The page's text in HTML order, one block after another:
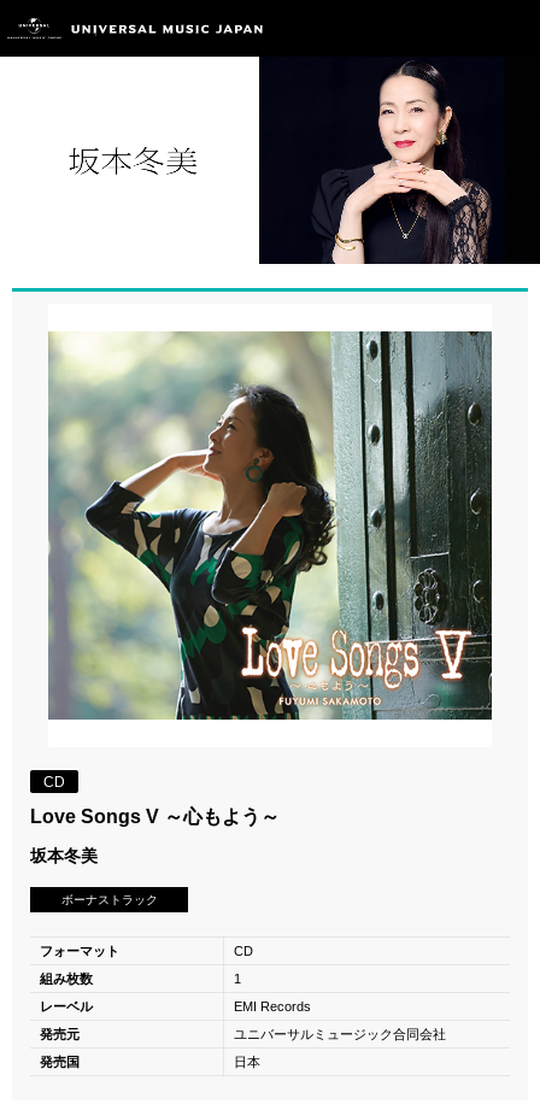
CD
Love Songs V ～心もよう～
坂本冬美
ボーナストラック
フォーマット
CD
組み枚数
1
レーベル
EMI Records
発売元
ユニバーサルミュージック合同会社
発売国
日本